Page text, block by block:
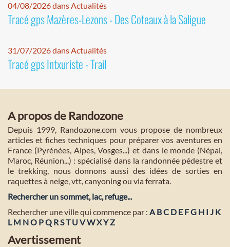
04/08/2026 dans Actualités
Tracé gps Mazères-Lezons - Des Coteaux à la Saligue
31/07/2026 dans Actualités
Tracé gps Intxuriste - Trail
A propos de Randozone
Depuis 1999, Randozone.com vous propose de nombreux
articles et fiches techniques pour préparer vos aventures en
France (Pyrénées, Alpes, Vosges...) et dans le monde (Népal,
Maroc, Réunion...) : spécialisé dans la randonnée pédestre et
le trekking, nous donnons aussi des idées de sorties en
raquettes à neige, vtt, canyoning ou via ferrata.
Rechercher un sommet, lac, refuge...
Rechercher une ville qui commence par : A BC D E FG H I J K
L M NO PQ RST U VWXYZ
Avertissement